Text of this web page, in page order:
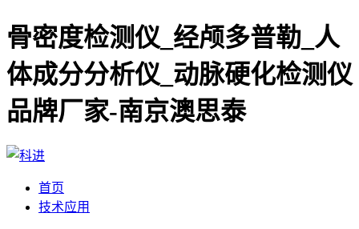
骨密度检测仪_经颅多普勒_人
体成分分析仪_动脉硬化检测仪
品牌厂家-南京澳思泰
首页
技术应用